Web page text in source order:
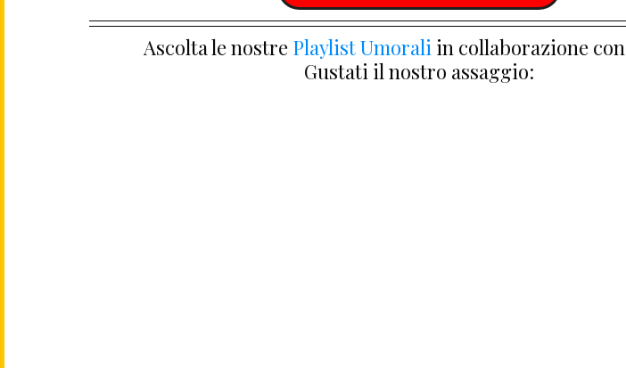
Ascolta le nostre Playlist Umorali in collaborazione con
Gustati il nostro assaggio: